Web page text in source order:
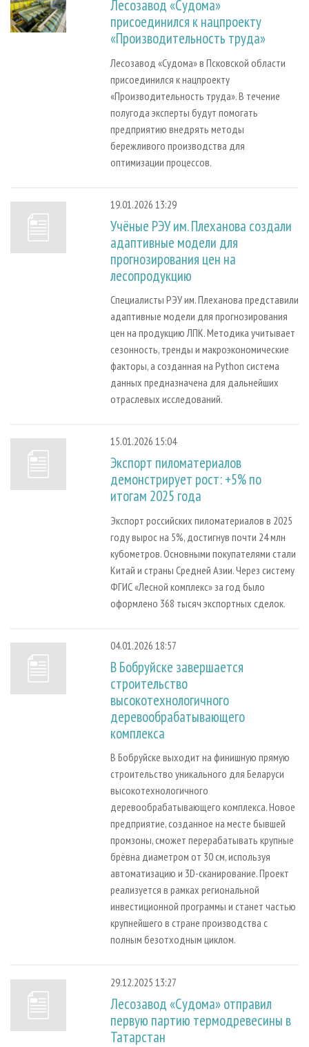
Лесозавод «Судома»
присоединился к нацпроекту
«Производительность труда»
Лесозавод «Судома» в Псковской области
присоединился к нацпроекту
«Производительность труда». В течение
полугода эксперты будут помогать
предприятию внедрять методы
бережливого производства для
оптимизации процессов.
19.01.2026 13:29
Учёные РЭУ им. Плеханова создали
адаптивные модели для
прогнозирования цен на
лесопродукцию
Специалисты РЭУ им. Плеханова представили
адаптивные модели для прогнозирования
цен на продукцию ЛПК. Методика учитывает
сезонность, тренды и макроэкономические
факторы, а созданная на Python система
данных предназначена для дальнейших
отраслевых исследований.
15.01.2026 15:04
Экспорт пиломатериалов
демонстрирует рост: +5% по
итогам 2025 года
Экспорт российских пиломатериалов в 2025
году вырос на 5%, достигнув почти 24 млн
кубометров. Основными покупателями стали
Китай и страны Средней Азии. Через систему
ФГИС «Лесной комплекс» за год было
оформлено 368 тысяч экспортных сделок.
04.01.2026 18:57
В Бобруйске завершается
строительство
высокотехнологичного
деревообрабатывающего
комплекса
В Бобруйске выходит на финишную прямую
строительство уникального для Беларуси
высокотехнологичного
деревообрабатывающего комплекса. Новое
предприятие, созданное на месте бывшей
промзоны, сможет перерабатывать крупные
брёвна диаметром от 30 см, используя
автоматизацию и 3D-сканирование. Проект
реализуется в рамках региональной
инвестиционной программы и станет частью
крупнейшего в стране производства с
полным безотходным циклом.
29.12.2025 13:27
Лесозавод «Судома» отправил
первую партию термодревесины в
Татарстан